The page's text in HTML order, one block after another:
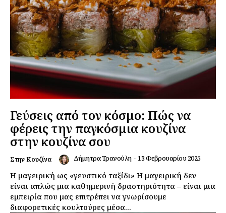
Γεύσεις από τον κόσμο: Πώς να
φέρεις την παγκόσμια κουζίνα
στην κουζίνα σου
Στην Κουζίνα Δήμητρα Τρανούλη - 13 Φεβρουαρίου 2025
Η μαγειρική ως «γευστικό ταξίδι» Η μαγειρική δεν
είναι απλώς μια καθημερινή δραστηριότητα – είναι μια
εμπειρία που μας επιτρέπει να γνωρίσουμε
διαφορετικές κουλτούρες μέσα...